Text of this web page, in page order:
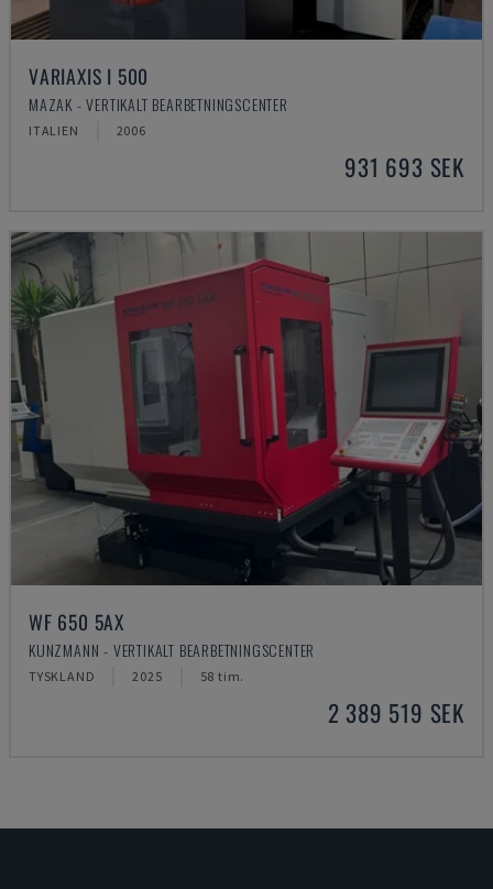
VARIAXIS I 500
MAZAK - VERTIKALT BEARBETNINGSCENTER
ITALIEN 2006
931 693 SEK
WF 650 5AX
KUNZMANN - VERTIKALT BEARBETNINGSCENTER
TYSKLAND 2025 58 tim.
2 389 519 SEK